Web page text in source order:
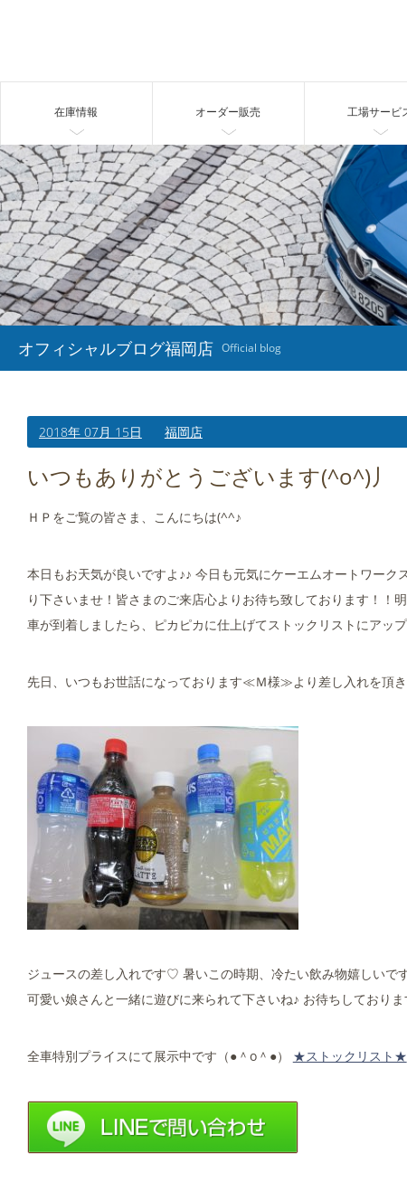
在庫情報 オーダー販売 工場サービ
オフィシャルブログ福岡店 Official blog
2018年 07月 15日 福岡店
いつもありがとうございます(^o^)丿
ＨＰをご覧の皆さま、こんにちは(^^♪
本日もお天気が良いですよ♪♪ 今日も元気にケーエムオートワー
り下さいませ！皆さまのご来店心よりお待ち致しております！
車が到着しましたら、ピカピカに仕上げてストックリストにアッ
先日、いつもお世話になっております≪Ｍ様≫より差し入れを頂
ジュースの差し入れです♡ 暑いこの時期、冷たい飲み物嬉しいで
可愛い娘さんと一緒に遊びに来られて下さいね♪ お待ちしておりま
全車特別プライスにて展示中です（●＾o＾●） ★ストックリスト★